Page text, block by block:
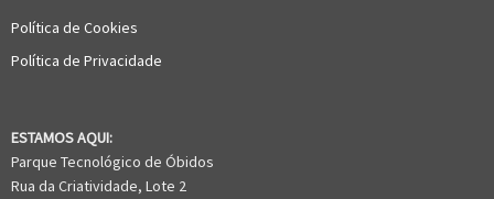
Política de Cookies
Política de Privacidade
ESTAMOS AQUI:
Parque Tecnológico de Óbidos
Rua da Criatividade, Lote 2